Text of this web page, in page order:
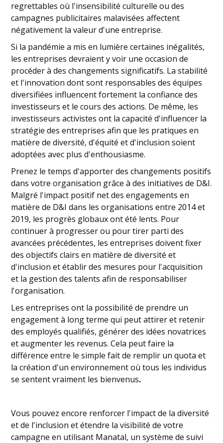
regrettables où l'insensibilité culturelle ou des
campagnes publicitaires malavisées affectent
négativement la valeur d'une entreprise.
Si la pandémie a mis en lumière certaines inégalités,
les entreprises devraient y voir une occasion de
procéder à des changements significatifs. La stabilité
et l'innovation dont sont responsables des équipes
diversifiées influencent fortement la confiance des
investisseurs et le cours des actions. De même, les
investisseurs activistes ont la capacité d'influencer la
stratégie des entreprises afin que les pratiques en
matière de diversité, d'équité et d'inclusion soient
adoptées avec plus d'enthousiasme.
Prenez le temps d'apporter des changements positifs
dans votre organisation grâce à des initiatives de D&I.
Malgré l'impact positif net des engagements en
matière de D&I dans les organisations entre 2014 et
2019, les progrès globaux ont été lents. Pour
continuer à progresser ou pour tirer parti des
avancées précédentes, les entreprises doivent fixer
des objectifs clairs en matière de diversité et
d'inclusion et établir des mesures pour l'acquisition
et la gestion des talents afin de responsabiliser
l'organisation.
Les entreprises ont la possibilité de prendre un
engagement à long terme qui peut attirer et retenir
des employés qualifiés, générer des idées novatrices
et augmenter les revenus. Cela peut faire la
différence entre le simple fait de remplir un quota et
la création d'un environnement où tous les individus
se sentent vraiment les bienvenus.‍
Vous pouvez encore renforcer l'impact de la diversité
et de l'inclusion et étendre la visibilité de votre
campagne en utilisant Manatal, un système de suivi